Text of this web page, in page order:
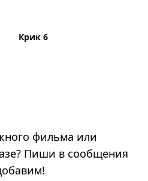
Крик 6
фильма или
Пиши в сообщения